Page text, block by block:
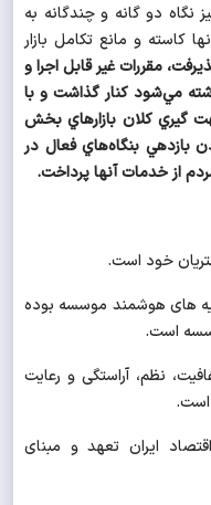
دو گانه و چندگانه به
كاسته و مانع تكامل بازار
مقررات غير قابل اجرا و
مي‌شود كنار گذاشت و با
گيري كلان بازارهاي بخش
بازدهي بنگاه‌هاي فعال در
از خدمات آنها پرداخت.
های هوشمند موسسه بوده
است.
نظم، آراستگی و رعایت
است.
ایران تعهد و مبنای